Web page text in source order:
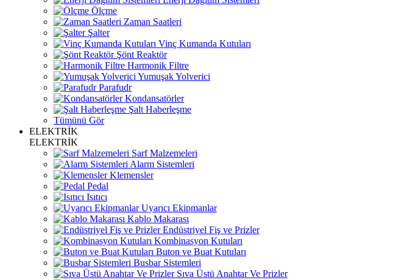
Ölçme
Zaman Saatleri
Şalter
Vinç Kumanda Kutuları
Şönt Reaktör
Harmonik Filtre
Yumuşak Yolverici
Parafudr
Kondansatörler
Şalt Haberleşme
Tümünü Gör
ELEKTRİK
ELEKTRİK
Sarf Malzemeleri
Alarm Sistemleri
Klemensler
Pedal
Isıtıcı
Uyarıcı Ekipmanlar
Kablo Makarası
Endüstriyel Fiş ve Prizler
Kombinasyon Kutuları
Buton ve Buat Kutuları
Busbar Sistemleri
Sıva Üstü Anahtar Ve Prizler